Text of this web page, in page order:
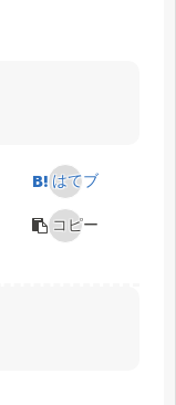
はてブ
コピー